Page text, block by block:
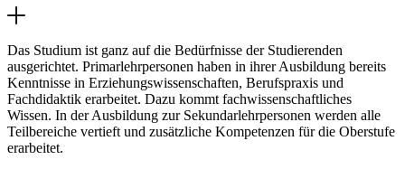
Das Studium ist ganz auf die Bedürfnisse der Studierenden
ausgerichtet. Primarlehrpersonen haben in ihrer Ausbildung bereits
Kenntnisse in Erziehungswissenschaften, Berufspraxis und
Fachdidaktik erarbeitet. Dazu kommt fachwissenschaftliches
Wissen. In der Ausbildung zur Sekundarlehrpersonen werden alle
Teilbereiche vertieft und zusätzliche Kompetenzen für die Oberstufe
erarbeitet.